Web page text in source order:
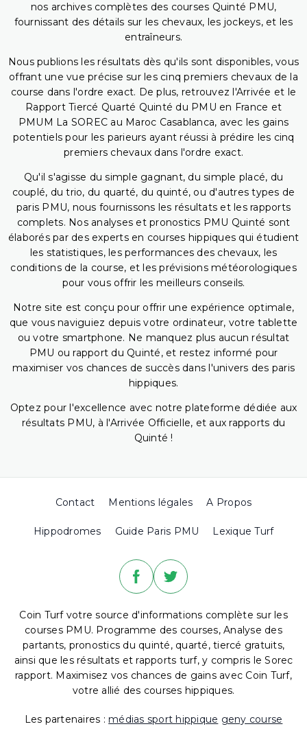
nos archives complètes des courses Quinté PMU,
fournissant des détails sur les chevaux, les jockeys, et les
entraîneurs.
Nous publions les résultats dès qu'ils sont disponibles, vous
offrant une vue précise sur les cinq premiers chevaux de la
course dans l'ordre exact. De plus, retrouvez l'Arrivée et le
Rapport Tiercé Quarté Quinté du PMU en France et
PMUM La SOREC au Maroc Casablanca, avec les gains
potentiels pour les parieurs ayant réussi à prédire les cinq
premiers chevaux dans l'ordre exact.
Qu'il s'agisse du simple gagnant, du simple placé, du
couplé, du trio, du quarté, du quinté, ou d'autres types de
paris PMU, nous fournissons les résultats et les rapports
complets. Nos analyses et pronostics PMU Quinté sont
élaborés par des experts en courses hippiques qui étudient
les statistiques, les performances des chevaux, les
conditions de la course, et les prévisions météorologiques
pour vous offrir les meilleurs conseils.
Notre site est conçu pour offrir une expérience optimale,
que vous naviguiez depuis votre ordinateur, votre tablette
ou votre smartphone. Ne manquez plus aucun résultat
PMU ou rapport du Quinté, et restez informé pour
maximiser vos chances de succès dans l'univers des paris
hippiques.
Optez pour l'excellence avec notre plateforme dédiée aux
résultats PMU, à l'Arrivée Officielle, et aux rapports du
Quinté !
Contact Mentions légales A Propos
Hippodromes Guide Paris PMU Lexique Turf
Coin Turf votre source d'informations complète sur les
courses PMU. Programme des courses, Analyse des
partants, pronostics du quinté, quarté, tiercé gratuits,
ainsi que les résultats et rapports turf, y compris le Sorec
rapport. Maximisez vos chances de gains avec Coin Turf,
votre allié des courses hippiques.
Les partenaires : médias sport hippique geny course